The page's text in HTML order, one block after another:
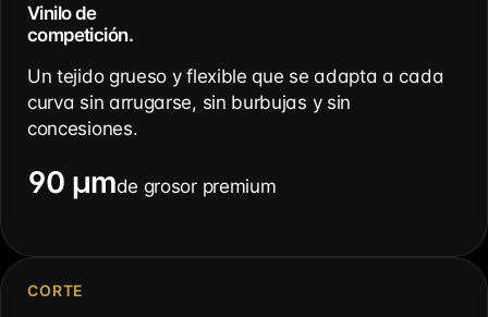
Vinilo de
competición.
Un tejido grueso y flexible que se adapta a cada
curva sin arrugarse, sin burbujas y sin
concesiones.
90 µmde grosor premium
CORTE